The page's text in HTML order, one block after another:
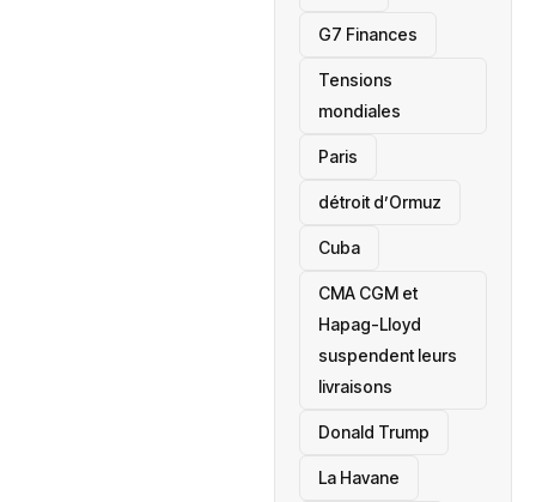
‎G7 Finances
Tensions
mondiales
Paris
détroit d’Ormuz
‎Cuba
CMA CGM et
Hapag-Lloyd
suspendent leurs
livraisons
Donald Trump
La Havane